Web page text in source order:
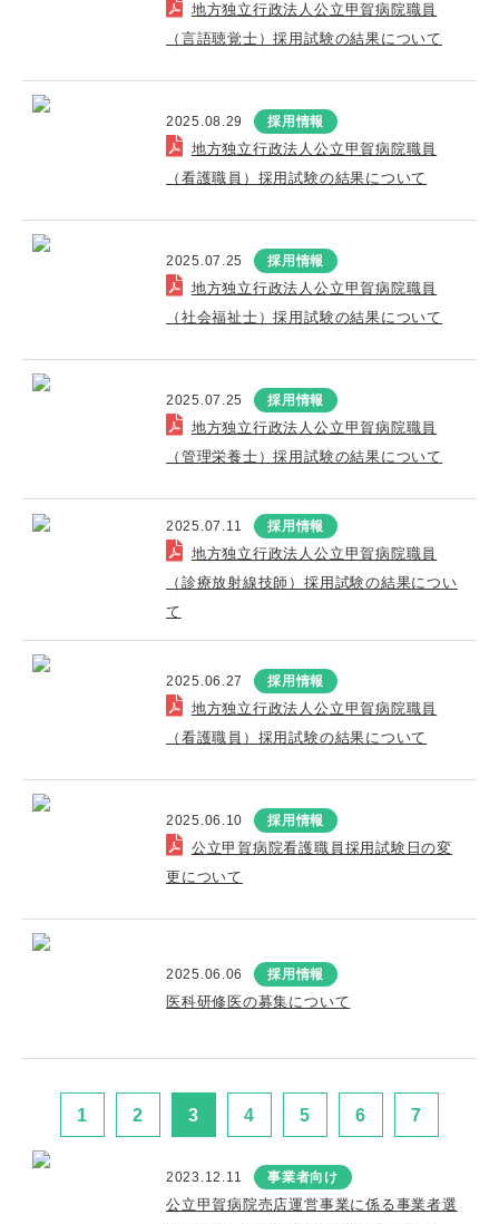
地方独立行政法人公立甲賀病院職員
（言語聴覚士）採用試験の結果について
2025.08.29 採用情報
地方独立行政法人公立甲賀病院職員
（看護職員）採用試験の結果について
2025.07.25 採用情報
地方独立行政法人公立甲賀病院職員
（社会福祉士）採用試験の結果について
2025.07.25 採用情報
地方独立行政法人公立甲賀病院職員
（管理栄養士）採用試験の結果について
2025.07.11 採用情報
地方独立行政法人公立甲賀病院職員
（診療放射線技師）採用試験の結果につい
て
2025.06.27 採用情報
地方独立行政法人公立甲賀病院職員
（看護職員）採用試験の結果について
2025.06.10 採用情報
公立甲賀病院看護職員採用試験日の変
更について
2025.06.06 採用情報
医科研修医の募集について
1 2 3 4 5 6 7
2023.12.11 事業者向け
公立甲賀病院売店運営事業に係る事業者選